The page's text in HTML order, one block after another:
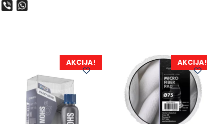
M
p
AKCIJA! AKCIJA!